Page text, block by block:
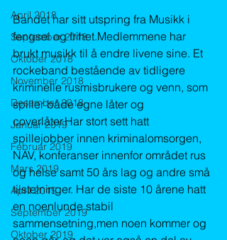
April 2018
September 2018
Oktober 2018
November 2018
Desember 2018
Januar 2019
Februar 2019
Mars 2019
April 2019
September 2019
Oktober 2019
Bandet har sitt utspring fra Musikk i
fengsel og frihet.Medlemmene har
brukt musikk til å endre livene sine. Et
rockeband bestående av tidligere
kriminelle rusmisbrukere og venn, som
spiller både egne låter og
coverlåter.Har stort sett hatt
spillejobber innen kriminalomsorgen,
NAV, konferanser innenfor området rus
og helse samt 50 års lag og andre små
tilstelninger. Har de siste 10 årene hatt
en noenlunde stabil
sammensetning,men noen kommer og